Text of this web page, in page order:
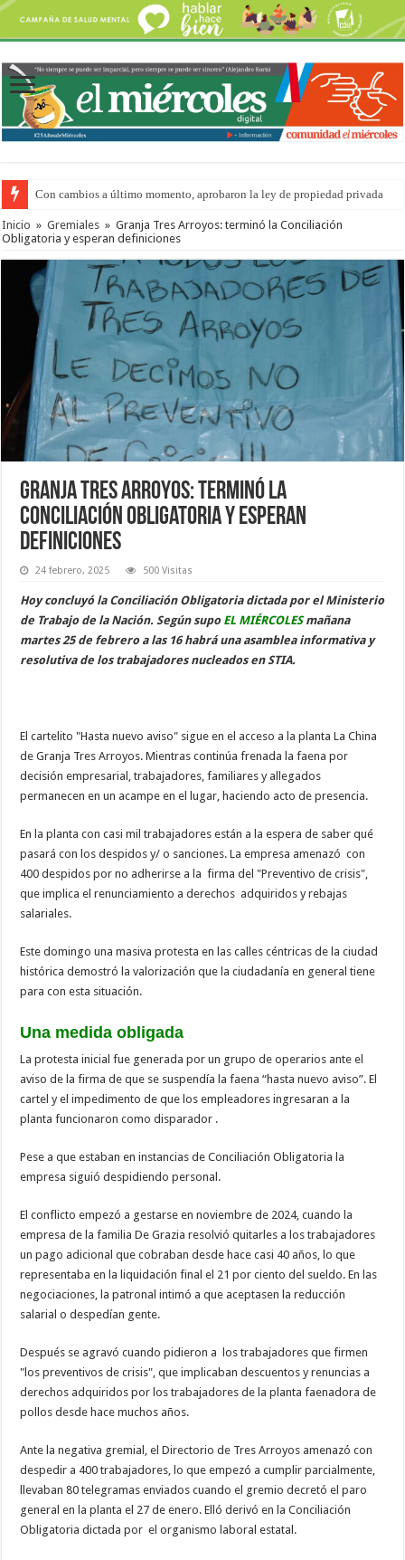
Con cambios a último momento, aprobaron la ley de propiedad privada
Inicio » Gremiales » Granja Tres Arroyos: terminó la Conciliación
Obligatoria y esperan definiciones
Granja Tres Arroyos: terminó la
Conciliación Obligatoria y esperan
definiciones
24 febrero, 2025 500 Visitas
Hoy concluyó la Conciliación Obligatoria dictada por el Ministerio
de Trabajo de la Nación. Según supo EL MIÉRCOLESmañana
martes 25 de febrero a las 16 habrá una asamblea informativa y
resolutiva de los trabajadores nucleados en STIA.
El cartelito "Hasta nuevo aviso" sigue en el acceso a la planta La China
de Granja Tres Arroyos. Mientras continúa frenada la faena por
decisión empresarial, trabajadores, familiares y allegados
permanecen en un acampe en el lugar, haciendo acto de presencia.
En la planta con casi mil trabajadores están a la espera de saber qué
pasará con los despidos y/ o sanciones. La empresa amenazó con
400 despidos por no adherirse a la firma del "Preventivo de crisis",
que implica el renunciamiento a derechos adquiridos y rebajas
salariales.
Este domingo una masiva protesta en las calles céntricas de la ciudad
histórica demostró la valorización que la ciudadanía en general tiene
para con esta situación.
Una medida obligada
La protesta inicial fue generada por un grupo de operarios ante el
aviso de la firma de que se suspendía la faena “hasta nuevo aviso”. El
cartel y el impedimento de que los empleadores ingresaran a la
planta funcionaron como disparador .
Pese a que estaban en instancias de Conciliación Obligatoria la
empresa siguió despidiendo personal.
El conflicto empezó a gestarse en noviembre de 2024, cuando la
empresa de la familia De Grazia resolvió quitarles a los trabajadores
un pago adicional que cobraban desde hace casi 40 años, lo que
representaba en la liquidación final el 21 por ciento del sueldo. En las
negociaciones, la patronal intimó a que aceptasen la reducción
salarial o despedían gente.
Después se agravó cuando pidieron a los trabajadores que firmen
"los preventivos de crisis", que implicaban descuentos y renuncias a
derechos adquiridos por los trabajadores de la planta faenadora de
pollos desde hace muchos años.
Ante la negativa gremial, el Directorio de Tres Arroyos amenazó con
despedir a 400 trabajadores, lo que empezó a cumplir parcialmente,
llevaban 80 telegramas enviados cuando el gremio decretó el paro
general en la planta el 27 de enero. Elló derivó en la Conciliación
Obligatoria dictada por el organismo laboral estatal.